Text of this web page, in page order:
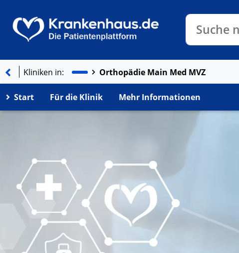
Suche
Kliniken in: Orthopädie Main Med MVZ
Start Für die Klinik Mehr Informationen